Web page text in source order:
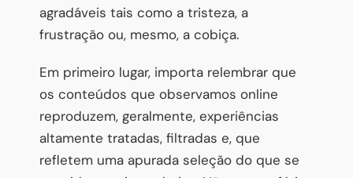
agradáveis tais como a tristeza, a
frustração ou, mesmo, a cobiça.
Em primeiro lugar, importa relembrar que
os conteúdos que observamos online
reproduzem, geralmente, experiências
altamente tratadas, filtradas e, que
refletem uma apurada seleção do que se